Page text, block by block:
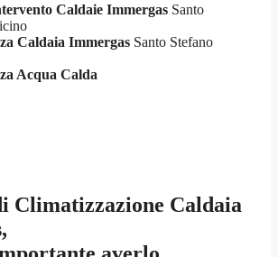
Caldaie Immergas Santo
Caldaia Immergas Santo Stefano
Acqua Calda
Climatizzazione Caldaia